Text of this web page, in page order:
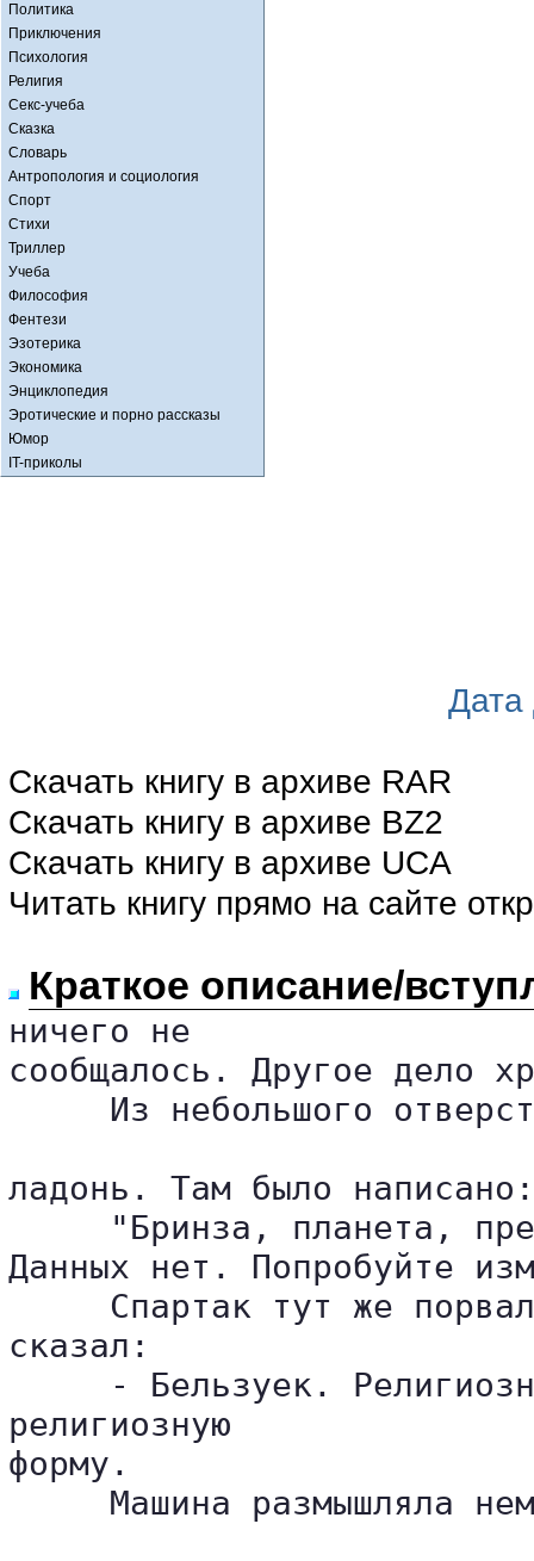
Политика
Приключения
Психология
Религия
Секс-учеба
Сказка
Словарь
Антропология и социология
Спорт
Стихи
Триллер
Учеба
Философия
Фентези
Эзотерика
Экономика
Энциклопедия
Эротические и порно рассказы
Юмор
IT-приколы
Дата
Скачать книгу в архиве RAR
Скачать книгу в архиве BZ2
Скачать книгу в архиве UCA
Читать книгу прямо на сайте
Краткое описание/
ничего не
сообщалось. Другое дело
Из небольшого
ладонь. Там было написано:
"Бринза, планета,
Данных нет. Попробуйте
Спартак тут же
сказал:
- Бельзуек.
религиозную
форму.
Машина размышляла